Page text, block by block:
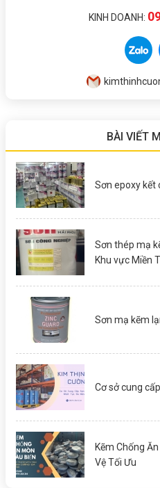
KINH DOANH:
BÀI VIẾT
Sơn epoxy kết
Sơn thép mạ
Khu vực Miền
Sơn mạ kẽm
Cơ sở cung
Kẽm Chống
Vệ Tối Ưu